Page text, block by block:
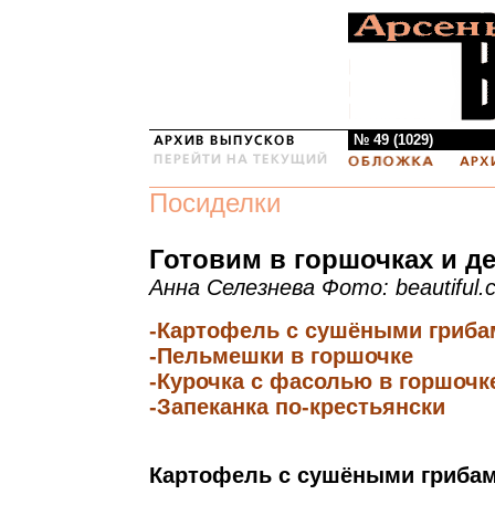
№ 49 (1029)
Посиделки
Готовим в горшочках и
Анна Селезнева Фото:
-Картофель с сушёными
-Пельмешки в горшочке
-Курочка с фасолью в
-Запеканка по-крестьянски
Картофель с сушёными